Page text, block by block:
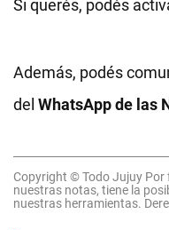
Si querés, podés
Además, podés
del WhatsApp de las
Copyright © Todo Jujuy Por
nuestras notas, tiene la
nuestras herramientas.